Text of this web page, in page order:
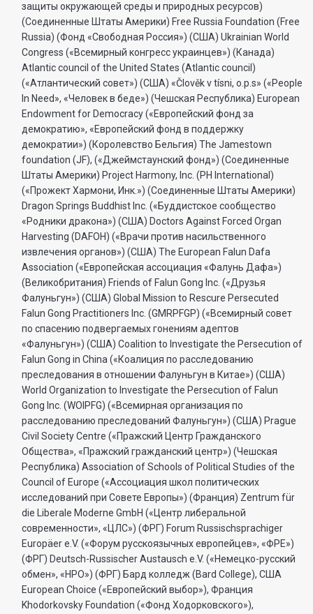
защиты окружающей среды и природных ресурсов)
(Соединенные Штаты Америки) Free Russia Foundation (Free
Russia) (Фонд «Свободная Россия») (США) Ukrainian World
Congress («Всемирный конгресс украинцев») (Канада)
Atlantic council of the United States (Atlantic council)
(«Атлантический совет») (США) «Člověk v tísni, o.p.s» («People
In Need», «Человек в беде») (Чешская Республика) European
Endowment for Democracy («Европейский фонд за
демократию», «Европейский фонд в поддержку
демократии») (Королевство Бельгия) The Jamestown
foundation (JF), («Джеймстаунский фонд») (Соединенные
Штаты Америки) Project Harmony, Inc. (PH International)
(«Прожект Хармони, Инк.») (Соединенные Штаты Америки)
Dragon Springs Buddhist Inc. («Буддистское сообщество
«Родники дракона») (США) Doctors Against Forced Organ
Harvesting (DAFOH) («Врачи против насильственного
извлечения органов») (США) The European Falun Dafa
Association («Европейская ассоциация «Фалунь Дафа»)
(Великобритания) Friends of Falun Gong Inc. («Друзья
Фалуньгун») (США) Global Mission to Rescure Persecuted
Falun Gong Practitioners Inc. (GMRPFGP) («Всемирный совет
по спасению подвергаемых гонениям адептов
«Фалуньгун») (США) Coalition to Investigate the Persecution of
Falun Gong in China («Коалиция по расследованию
преследования в отношении Фалуньгун в Китае») (США)
World Organization to Investigate the Persecution of Falun
Gong Inc. (WOIPFG) («Всемирная организация по
расследованию преследований Фалуньгун») (США) Prague
Civil Society Centre («Пражский Центр Гражданского
Общества», «Пражский гражданский центр») (Чешская
Республика) Association of Schools of Political Studies of the
Council of Europe («Ассоциация школ политических
исследований при Совете Европы») (Франция) Zentrum für
die Liberale Moderne GmbH («Центр либеральной
современности», «ЦЛС») (ФРГ) Forum Russischsprachiger
Europäer e.V. («Форум русскоязычных европейцев», «ФРЕ»)
(ФРГ) Deutsch-Russischer Austausch e.V. («Немецко-русский
обмен», «НРО») (ФРГ) Бард колледж (Bard College), США
European Choice («Европейский выбор»), Франция
Khodorkovsky Foundation («Фонд Ходорковского»),